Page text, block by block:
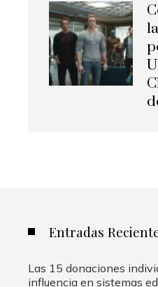
Entradas
Las 15 donaciones
influencia en sistemas